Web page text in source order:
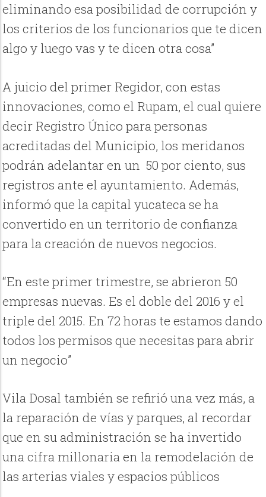
eliminando esa posibilidad de corrupción y
los criterios de los funcionarios que te dicen
algo y luego vas y te dicen otra cosa”
A juicio del primer Regidor, con estas
innovaciones, como el Rupam, el cual quiere
decir Registro Único para personas
acreditadas del Municipio, los meridanos
podrán adelantar en un 50 por ciento, sus
registros ante el ayuntamiento. Además,
informó que la capital yucateca se ha
convertido en un territorio de confianza
para la creación de nuevos negocios.
“En este primer trimestre, se abrieron 50
empresas nuevas. Es el doble del 2016 y el
triple del 2015. En 72 horas te estamos dando
todos los permisos que necesitas para abrir
un negocio”
Vila Dosal también se refirió una vez más, a
la reparación de vías y parques, al recordar
que en su administración se ha invertido
una cifra millonaria en la remodelación de
las arterias viales y espacios públicos